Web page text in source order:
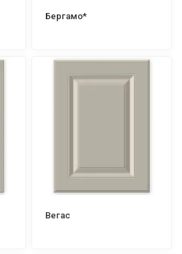
Бергамо*
Вегас